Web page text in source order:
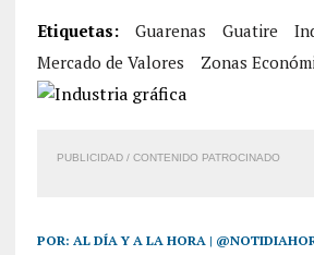
Etiquetas: Guarenas Guatire
Mercado de Valores
Zonas
PUBLICIDAD / CONTENIDO PATROCINADO
POR: AL DÍA Y A LA HORA |